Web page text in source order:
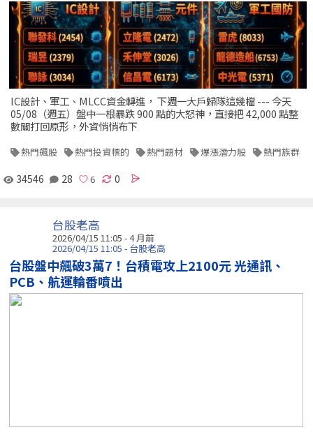
IC設計、軍工、MLCC資金轉進， 下週一大戶歸隊這幾檔 --- 今天
05/08（週五）盤中一根暴跌 900 點的大怒神，直接把 42,000 點整
數關打回原形，外資悄悄布下
熱門飆股 熱門投資標的 熱門題材 爆漲潛力股 熱門族群
34546 28 0
台股老高
2026/04/15 11:05 - 4 月前
2026/04/15 11:05 - 台股老高
台股盤中飆破3萬7！台積電攻上2100元 光通訊、
PCB、航運輪番噴出